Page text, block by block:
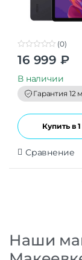
0
t
o
f
5
(0)
16 999 ₽
В наличии
Гарантия 12
Купить в
Сравнение
Наши